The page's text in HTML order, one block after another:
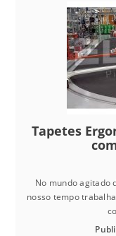
Tapetes
No mundo agitado
nosso tempo